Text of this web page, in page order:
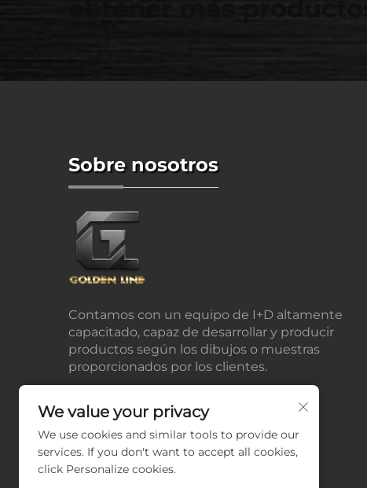
Sobre nosotros
Contamos con un equipo de I+D altamente
capacitado, capaz de desarrollar y producir
productos según los dibujos o muestras
proporcionados por los clientes.
We value your privacy
We use cookies and similar tools to provide our
services. If you don't want to accept all cookies,
click Personalize cookies.